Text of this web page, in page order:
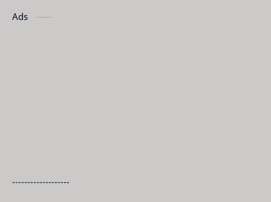
Ads
-------------------